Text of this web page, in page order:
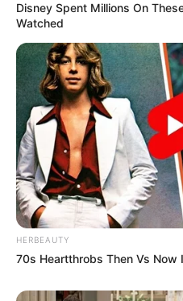
Disney Spent Millions On
Watched
HERBEAUTY
70s Heartthrobs Then Vs Now